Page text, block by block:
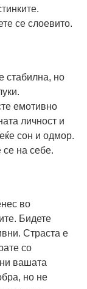
се слоевито.
стабилна, но
емотивно
личност и
сон и одмор.
се на себе.
во
Бидете
Страста е
со
вашата
но не